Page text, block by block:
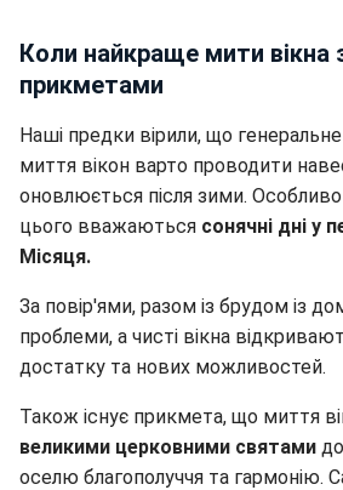
Коли найкраще мити вікна
прикметами
Наші предки вірили, що
миття вікон варто проводити
оновлюється після зими.
цього вважаються сонячні дні у
Місяця.
За повір'ями, разом із брудом із
проблеми, а чисті вікна
достатку та нових можливостей.
Також існує прикмета, що миття
великими церковними святами
оселю благополуччя та гармонію.